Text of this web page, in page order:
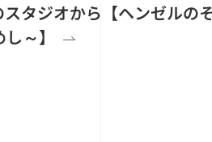
タジオから【ヘンゼルの
～】